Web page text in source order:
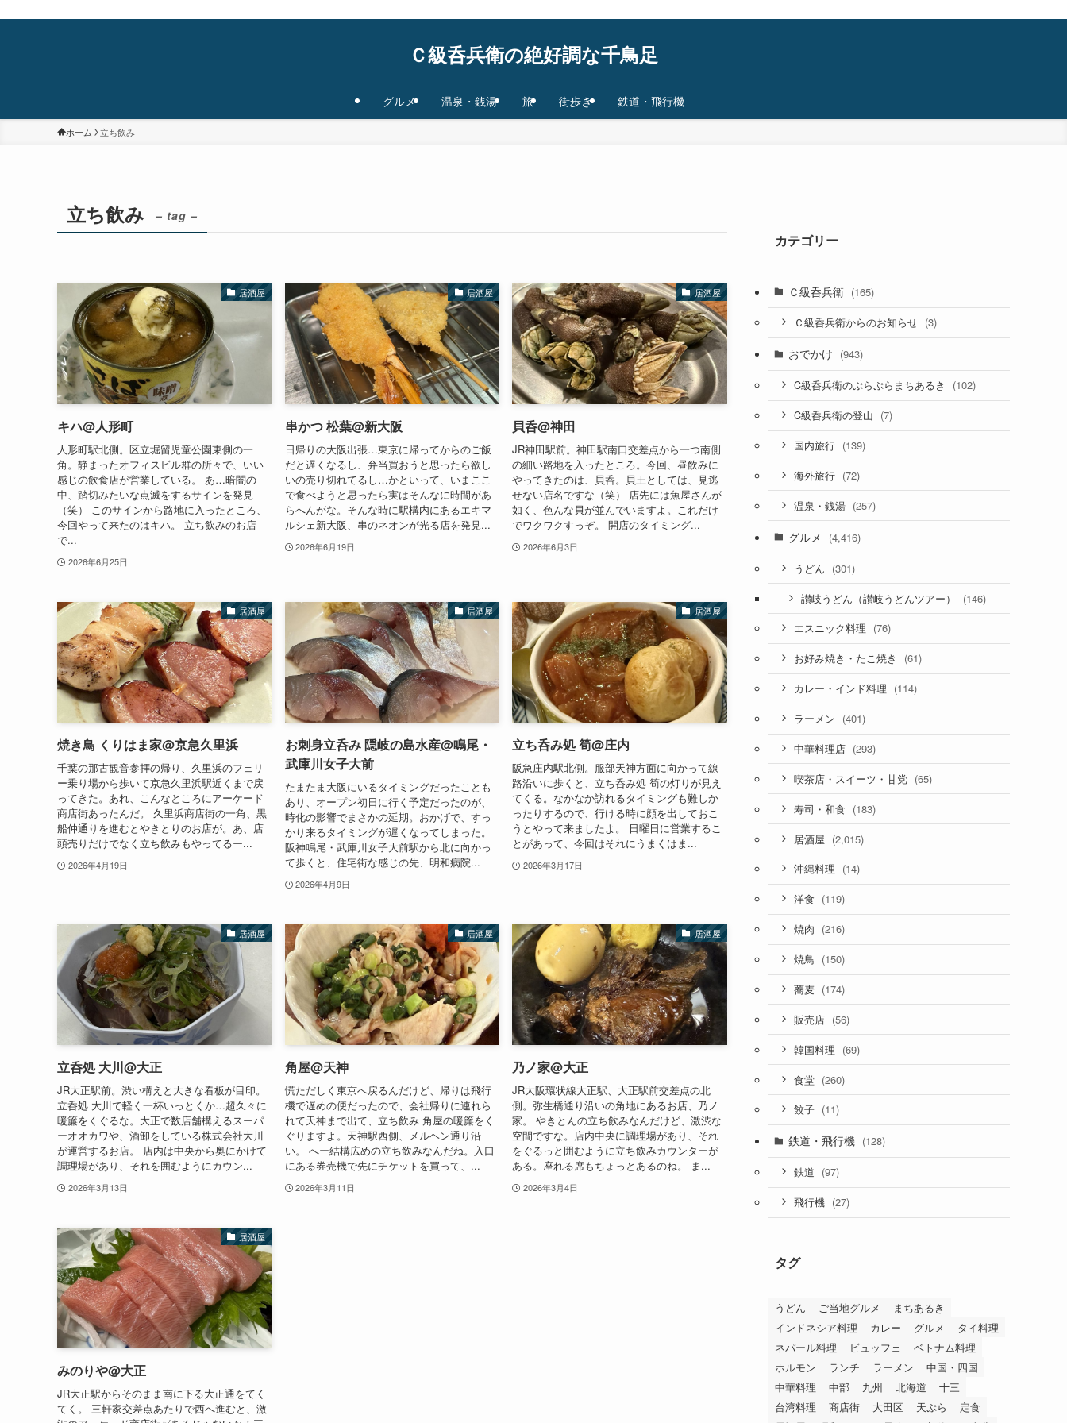
Ｃ級呑兵衛の絶好調な千鳥足
グルメ 温泉・銭湯 旅 街歩き 鉄道・飛行機
ホーム 立ち飲み
立ち飲み – tag –
居酒屋
キハ@人形町
人形町駅北側。区立堀留児童公園東側の一
角。静まったオフィスビル群の所々で、いい
感じの飲食店が営業している。 あ…暗闇の
中、踏切みたいな点滅をするサインを発見
（笑） このサインから路地に入ったところ、
今回やって来たのはキハ。 立ち飲みのお店
で...
2026年6月25日
居酒屋
串かつ 松葉@新大阪
日帰りの大阪出張…東京に帰ってからのご飯
だと遅くなるし、弁当買おうと思ったら欲し
いの売り切れてるし…かといって、いまここ
で食べようと思ったら実はそんなに時間があ
らへんがな。そんな時に駅構内にあるエキマ
ルシェ新大阪、串のネオンが光る店を発見...
2026年6月19日
居酒屋
貝呑@神田
JR神田駅前。神田駅南口交差点から一つ南側
の細い路地を入ったところ。今回、昼飲みに
やってきたのは、貝呑。貝王としては、見逃
せない店名ですな（笑） 店先には魚屋さんが
如く、色んな貝が並んでいますよ。これだけ
でワクワクすっぞ。 開店のタイミング...
2026年6月3日
居酒屋
焼き鳥 くりはま家@京急久里浜
千葉の那古観音参拝の帰り、久里浜のフェリ
ー乗り場から歩いて京急久里浜駅近くまで戻
ってきた。あれ、こんなところにアーケード
商店街あったんだ。 久里浜商店街の一角、黒
船仲通りを進むとやきとりのお店が。あ、店
頭売りだけでなく立ち飲みもやってるー...
2026年4月19日
居酒屋
お刺身立呑み 隠岐の島水産@鳴尾・
武庫川女子大前
たまたま大阪にいるタイミングだったことも
あり、オープン初日に行く予定だったのが、
時化の影響でまさかの延期。おかげで、すっ
かり来るタイミングが遅くなってしまった。
阪神鳴尾・武庫川女子大前駅から北に向かっ
て歩くと、住宅街な感じの先、明和病院...
2026年4月9日
居酒屋
立ち呑み処 筍@庄内
阪急庄内駅北側。服部天神方面に向かって線
路沿いに歩くと、立ち呑み処 筍の灯りが見え
てくる。なかなか訪れるタイミングも難しか
ったりするので、行ける時に顔を出しておこ
うとやって来ましたよ。 日曜日に営業するこ
とがあって、今回はそれにうまくはま...
2026年3月17日
居酒屋
立呑処 大川@大正
JR大正駅前。渋い構えと大きな看板が目印。
立呑処 大川で軽く一杯いっとくか…超久々に
暖簾をくぐるな。大正で数店舗構えるスーパ
ーオオカワや、酒卸をしている株式会社大川
が運営するお店。 店内は中央から奥にかけて
調理場があり、それを囲むようにカウン...
2026年3月13日
居酒屋
角屋@天神
慌ただしく東京へ戻るんだけど、帰りは飛行
機で遅めの便だったので、会社帰りに連れら
れて天神まで出て、立ち飲み 角屋の暖簾をく
ぐりますよ。天神駅西側、メルヘン通り沿
い。 へー結構広めの立ち飲みなんだね。入口
にある券売機で先にチケットを買って、...
2026年3月11日
居酒屋
乃ノ家@大正
JR大阪環状線大正駅、大正駅前交差点の北
側。弥生橋通り沿いの角地にあるお店、乃ノ
家。 やきとんの立ち飲みなんだけど、激渋な
空間ですな。店内中央に調理場があり、それ
をぐるっと囲むように立ち飲みカウンターが
ある。座れる席もちょっとあるのね。 ま...
2026年3月4日
居酒屋
みのりや@大正
JR大正駅からそのまま南に下る大正通をてく
てく。 三軒家交差点あたりで西へ進むと、激
カテゴリー
Ｃ級呑兵衛 (165)
Ｃ級呑兵衛からのお知らせ (3)
おでかけ (943)
C級呑兵衛のぷらぷらまちあるき (102)
C級呑兵衛の登山 (7)
国内旅行 (139)
海外旅行 (72)
温泉・銭湯 (257)
グルメ (4,416)
うどん (301)
讃岐うどん（讃岐うどんツアー） (146)
エスニック料理 (76)
お好み焼き・たこ焼き (61)
カレー・インド料理 (114)
ラーメン (401)
中華料理店 (293)
喫茶店・スイーツ・甘党 (65)
寿司・和食 (183)
居酒屋 (2,015)
沖縄料理 (14)
洋食 (119)
焼肉 (216)
焼鳥 (150)
蕎麦 (174)
販売店 (56)
韓国料理 (69)
食堂 (260)
餃子 (11)
鉄道・飛行機 (128)
鉄道 (97)
飛行機 (27)
タグ
うどん ご当地グルメ
まちあるき
インドネシア料理
カレー グルメ
タイ料理
ネパール料理
ビュッフェ
ベトナム料理
ホルモン
ランチ ラーメン
中国・四国
中華料理
中部 九州 北海道
十三
台湾料理
商店街 大田区 天ぷら
定食